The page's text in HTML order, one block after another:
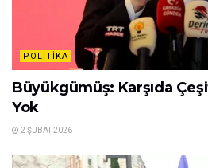
POLITIKA
Büyükgümüş: Karşıda
Yok
2 ŞUBAT 2026